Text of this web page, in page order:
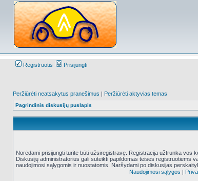
Registruotis Prisijungti
Peržiūrėti neatsakytus pranešimus | Peržiūrėti aktyvias temas
Pagrindinis diskusijų puslapis
Norėdami prisijungti turite būti užsiregistravę. Registracija užtrunka vos
Diskusijų administratorius gali suteikti papildomas teises registruotiems
naudojimosi sąlygomis ir nuostatomis. Naršydami po diskusijas
Naudojimosi sąlygos |